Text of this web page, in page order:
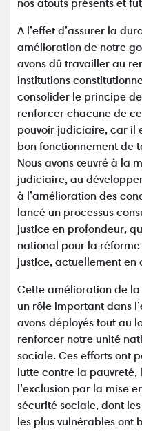
nos atouts présents et
A l’effet d’assurer la
amélioration de notre
avons dû travailler au
institutions
consolider le principe
renforcer chacune de
pouvoir judiciaire, car il
bon fonctionnement de
Nous avons œuvré à la
judiciaire, au
à l’amélioration des
lancé un processus
justice en profondeur,
national pour la
justice, actuellement en
Cette amélioration de
un rôle important dans
avons déployés tout au
renforcer notre unité
sociale. Ces efforts ont
lutte contre la pauvreté,
l’exclusion par la mise
sécurité sociale, dont
les plus vulnérables ont